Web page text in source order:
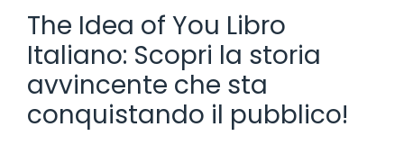
The Idea of You Libro
Italiano: Scopri la storia
avvincente che sta
conquistando il pubblico!